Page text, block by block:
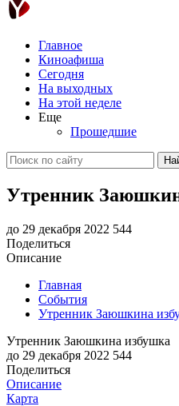
Главное
Киноафиша
Сегодня
На выходных
На этой неделе
Еще
Прошедшие
Утренник
до 29 декабря 2022 544
Поделиться
Описание
Главная
События
Утренник Заюшкина
Утренник Заюшкина избушка
до 29 декабря 2022 544
Поделиться
Описание
Карта